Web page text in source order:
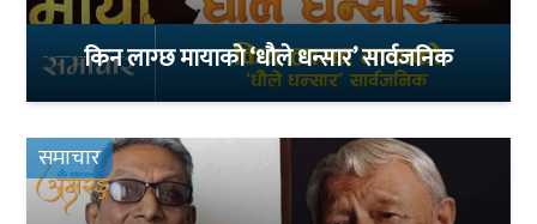
किन लाग्छ मायाको ‘धौले धन्सार’ सार्वजनिक
समाचार